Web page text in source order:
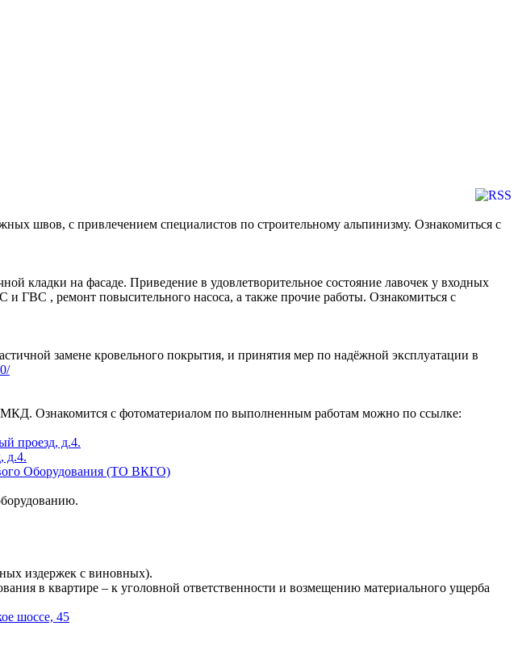
швов, с привлечением специалистов по строительному альпинизму. Ознакомиться с
кладки на фасаде. Приведение в удовлетворительное состояние лавочек у входных
и ГВС , ремонт повысительного насоса, а также прочие работы. Ознакомиться с
замене кровельного покрытия, и принятия мер по надёжной эксплуатации в
Ознакомится с фотоматериалом по выполненным работам можно по ссылке:
проезд, д.4.
Оборудования (ТО ВКГО)
издержек с виновных).
в квартире – к уголовной ответственности и возмещению материального ущерба
шоссе, 45